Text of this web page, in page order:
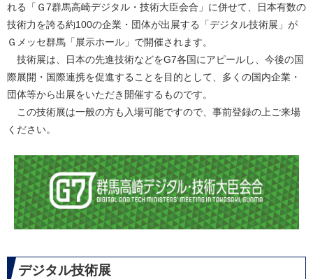
れる「Ｇ7群馬高崎デジタル・技術大臣会合」に併せて、日本有数の
技術力を誇る約100の企業・団体が出展する「デジタル技術展」が
Ｇメッセ群馬「展示ホール」で開催されます。
技術展は、日本の先進技術などをG7各国にアピールし、今後の国
際展開・国際連携を促進することを目的として、多くの国内企業・
団体等から出展をいただき開催するものです。
この技術展は一般の方も入場可能ですので、事前登録の上ご来場
ください。
デジタル技術展